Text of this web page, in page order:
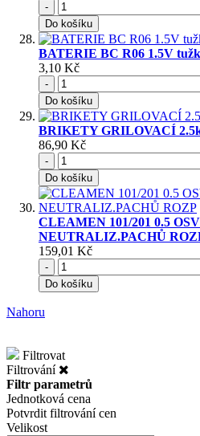
-
Do košíku
BATERIE BC R06 1.5V
3,10 Kč
-
Do košíku
BRIKETY GRILOVACÍ
86,90 Kč
-
Do košíku
CLEAMEN 101/201 0.5
NEUTRALIZ.PACHŮ
159,01 Kč
-
Do košíku
Nahoru
Filtrovat
Filtrování
Filtr parametrů
Jednotková cena
Potvrdit filtrování cen
Velikost